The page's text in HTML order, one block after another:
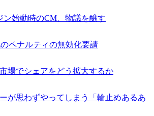
ン始動時のCM、物議を醸す
ペナルティの無効化要請
場でシェアをどう拡大するか
が思わずやってしまう「輪止めあるあ